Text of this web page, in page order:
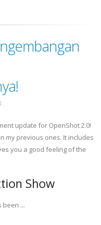
.
update for OpenShot 2.0!
my previous ones. It includes
you a good feeling of the
Show
...